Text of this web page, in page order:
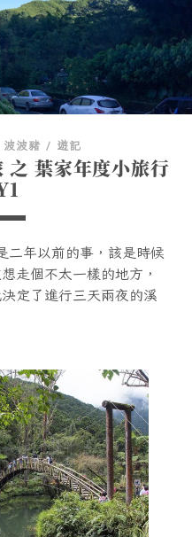
波波豬 / 遊記
葉家年度小旅行
二年以前的事，該是時候
走個不太一樣的地方，
定了進行三天兩夜的溪